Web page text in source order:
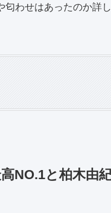
匂わせはあったのか詳
NO.1と柏木由